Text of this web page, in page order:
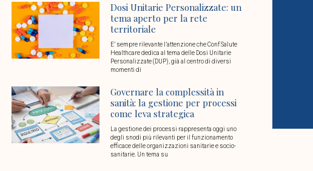
Dosi Unitarie Personalizzate: un
tema aperto per la rete
territoriale
E’ sempre rilevante l’attenzione che Conf Salute
Healthcare dedica al tema delle Dosi Unitarie
Personalizzate (DUP), già al centro di diversi
momenti di
Governare la complessità in
sanità: la gestione per processi
come leva strategica
La gestione dei processi rappresenta oggi uno
degli snodi più rilevanti per il funzionamento
efficace delle organizzazioni sanitarie e socio-
sanitarie. Un tema su